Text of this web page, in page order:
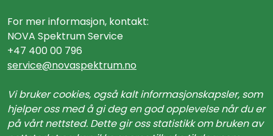
For mer informasjon, kontakt:
NOVA Spektrum Service
+47 400 00 796
service@novaspektrum.no
Vi bruker cookies, også kalt informasjonskapsler, som
hjelper oss med å gi deg en god opplevelse når du er
på vårt nettsted. Dette gir oss statistikk om bruken av